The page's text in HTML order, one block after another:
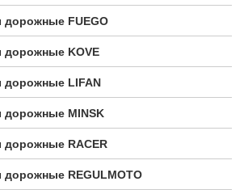
FUEGO
KOVE
дорожные LIFAN
MINSK
RACER
REGULMOTO